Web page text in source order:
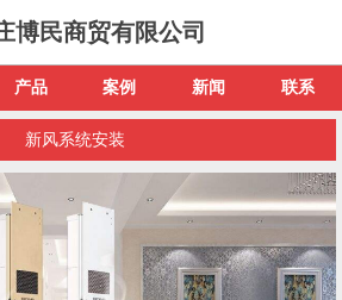
博民商贸有限公司
产品 案例 新闻 联系
新风系统安装